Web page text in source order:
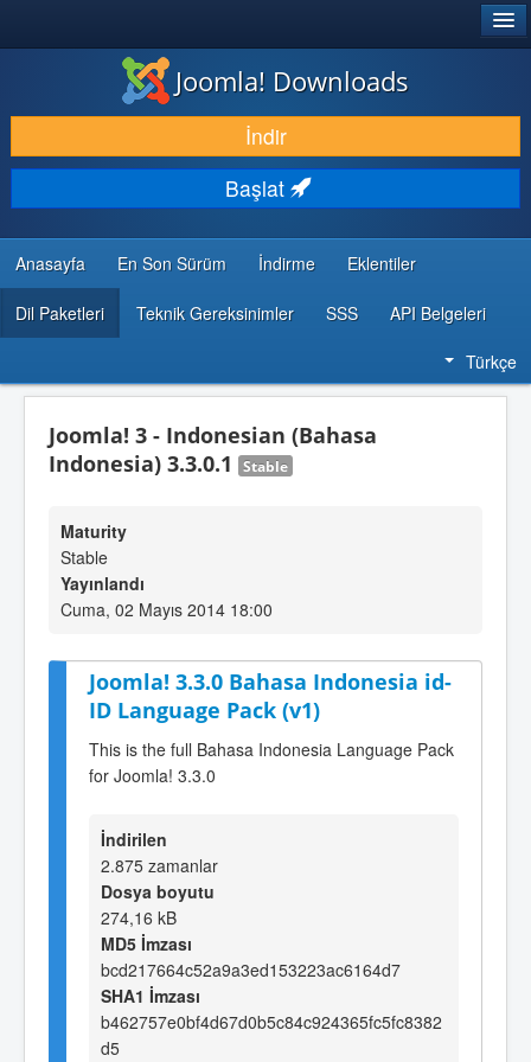
İNDIR & GENIŞLET
KEŞFET & ÖĞREN
TOPLULUK & DESTEK
GELIŞTIRICI KAYNAKLARI
Joomla! Downloads
İndir
Başlat
Anasayfa En Son Sürüm İndirme Eklentiler
Dil Paketleri Teknik Gereksinimler SSS API Belgeleri
Türkçe
Joomla! 3 - Indonesian (Bahasa
Indonesia) 3.3.0.1
Stable
Maturity
Stable
Yayınlandı
Cuma, 02 Mayıs 2014 18:00
Joomla! 3.3.0 Bahasa Indonesia id-
ID Language Pack (v1)
This is the full Bahasa Indonesia Language Pack
for Joomla! 3.3.0
İndirilen
2.875 zamanlar
Dosya boyutu
274,16 kB
MD5 İmzası
bcd217664c52a9a3ed153223ac6164d7
SHA1 İmzası
b462757e0bf4d67d0b5c84c924365fc5fc8382
d5